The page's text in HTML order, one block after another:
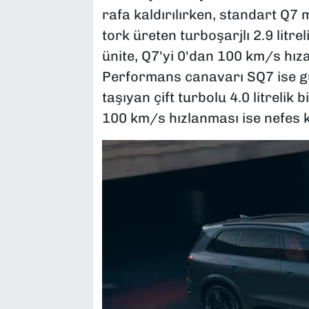
rafa kaldırılırken, standart Q7
tork üreten turboşarjlı 2.9
ünite, Q7'yi 0'dan 100 km/s
Performans canavarı SQ7 ise
taşıyan çift turbolu 4.0 litrelik
100 km/s hızlanması ise nefes